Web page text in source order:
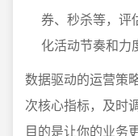
券、秒杀等，评
化活动节奏和力
数据驱动的运营策
次核心指标，及时
目的是让你的业务